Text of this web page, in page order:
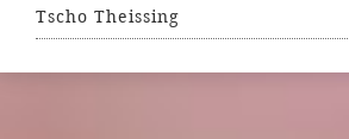
Tscho Theissing